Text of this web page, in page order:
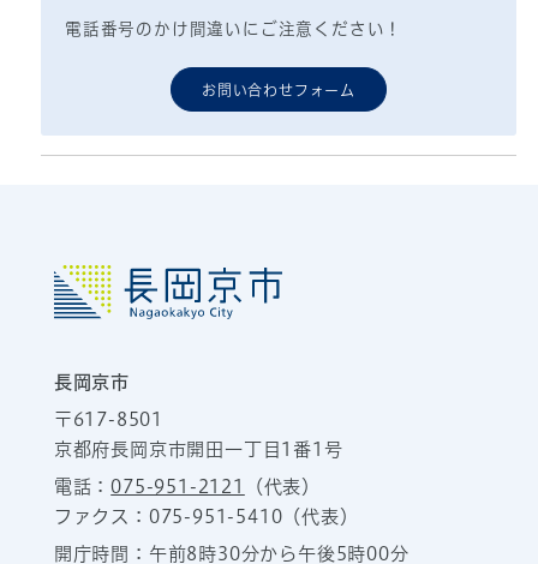
電話番号のかけ間違いにご注意ください！
お問い合わせフォーム
長岡京市
〒617-8501
京都府長岡京市開田一丁目1番1号
電話：075-951-2121
（代表）
ファクス：075-951-5410（代表）
開庁時間：午前8時30分から午後5時00分